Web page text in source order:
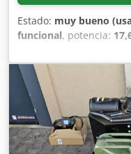
Estado: muy bueno
funcional, potencia:
engranaje:otro, Año
112 ¡¡¡ 2ª generación,
controlada a distancia
de 112 cm Esta AGRIA
304 horas de uso
buen estado general